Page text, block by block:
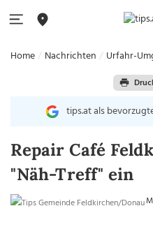
Home Nachrichten Urfahr-
tips.at als
Repair Café
"Näh-Treff" ein